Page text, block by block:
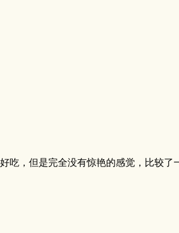
，但是完全没有惊艳的感觉，比较